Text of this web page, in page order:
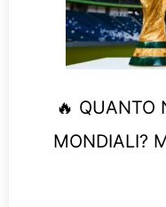
🔥 QUANTO
MONDIALI?